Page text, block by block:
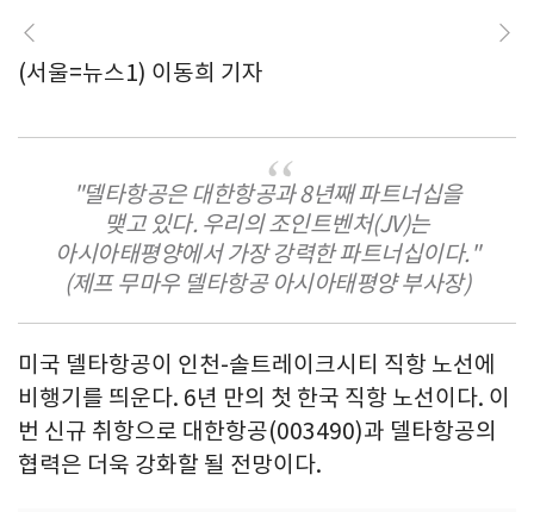
(서울=뉴스1) 이동희 기자
"델타항공은 대한항공과 8년째 파트너십을
맺고 있다. 우리의 조인트벤처(JV)는
아시아태평양에서 가장 강력한 파트너십이다."
(제프 무마우 델타항공 아시아태평양 부사장)
미국 델타항공이 인천-솔트레이크시티 직항 노선에
비행기를 띄운다. 6년 만의 첫 한국 직항 노선이다. 이
번 신규 취항으로 대한항공(003490)과 델타항공의
협력은 더욱 강화할 될 전망이다.